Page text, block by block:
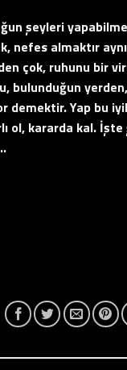
şeyleri
nefes almaktır
çok, ruhunu bir
bulunduğun
demektir. Yap bu
ol, kararda kal.